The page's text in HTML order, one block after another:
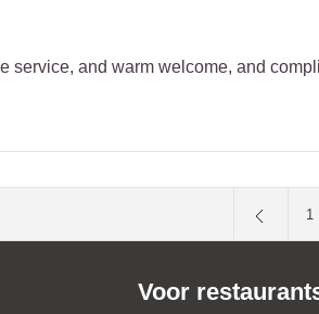
service, and warm welcome, and
1
Voor